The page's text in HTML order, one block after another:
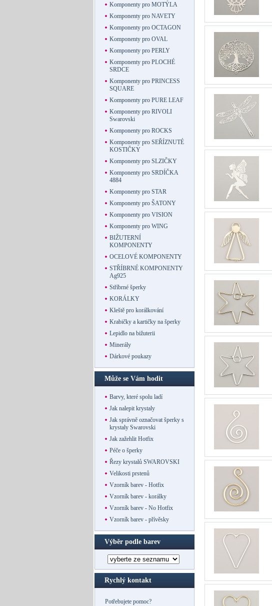
Komponenty pro MOTÝLA
Komponenty pro NAVETY
Komponenty pro OCTAGON
Komponenty pro OVAL
Komponenty pro PERLY
Komponenty pro PLOCHÉ
SRDCE
Komponenty pro PRINCESS
SQUARE
Komponenty pro PURE LEAF
Komponenty pro RIVOLI
Swarovski
Komponenty pro ROCKS
Komponenty pro SEŘÍZNUTÉ
KOSTIČKY
Komponenty pro SLZIČKY
Komponenty pro SRDÍČKA
4884
Komponenty pro STAR
Komponenty pro ŠATONY
Komponenty pro VISION
Komponenty pro WING
BIŽUTERNÍ
KOMPONENTY
OCELOVÉ KOMPONENTY
STŘÍBRNÉ KOMPONENTY
Ag925
Stříbrné šperky
KORÁLKY
Kleště pro korálkování
Krabičky a kartičky na šperky
Lepidlo na bižuterii
Minerály
Dárkové poukazy
Může se Vám hodit
Barvy, které spolu ladí
Jak nalepit krystaly
Jak správně označovat šperky s
krystaly Swarovski
Jak zažehlit Hotfix
Péče o šperky
Řezy krystalů SWAROVSKI
Velikosti prstenů
Vzorník barev - Hotfix
Vzorník barev - korálky
Vzorník barev - No Hotfix
Vzorník barev - přívěsky
Výběr podle barev
Rychlý kontakt
Potřebujete pomoc?